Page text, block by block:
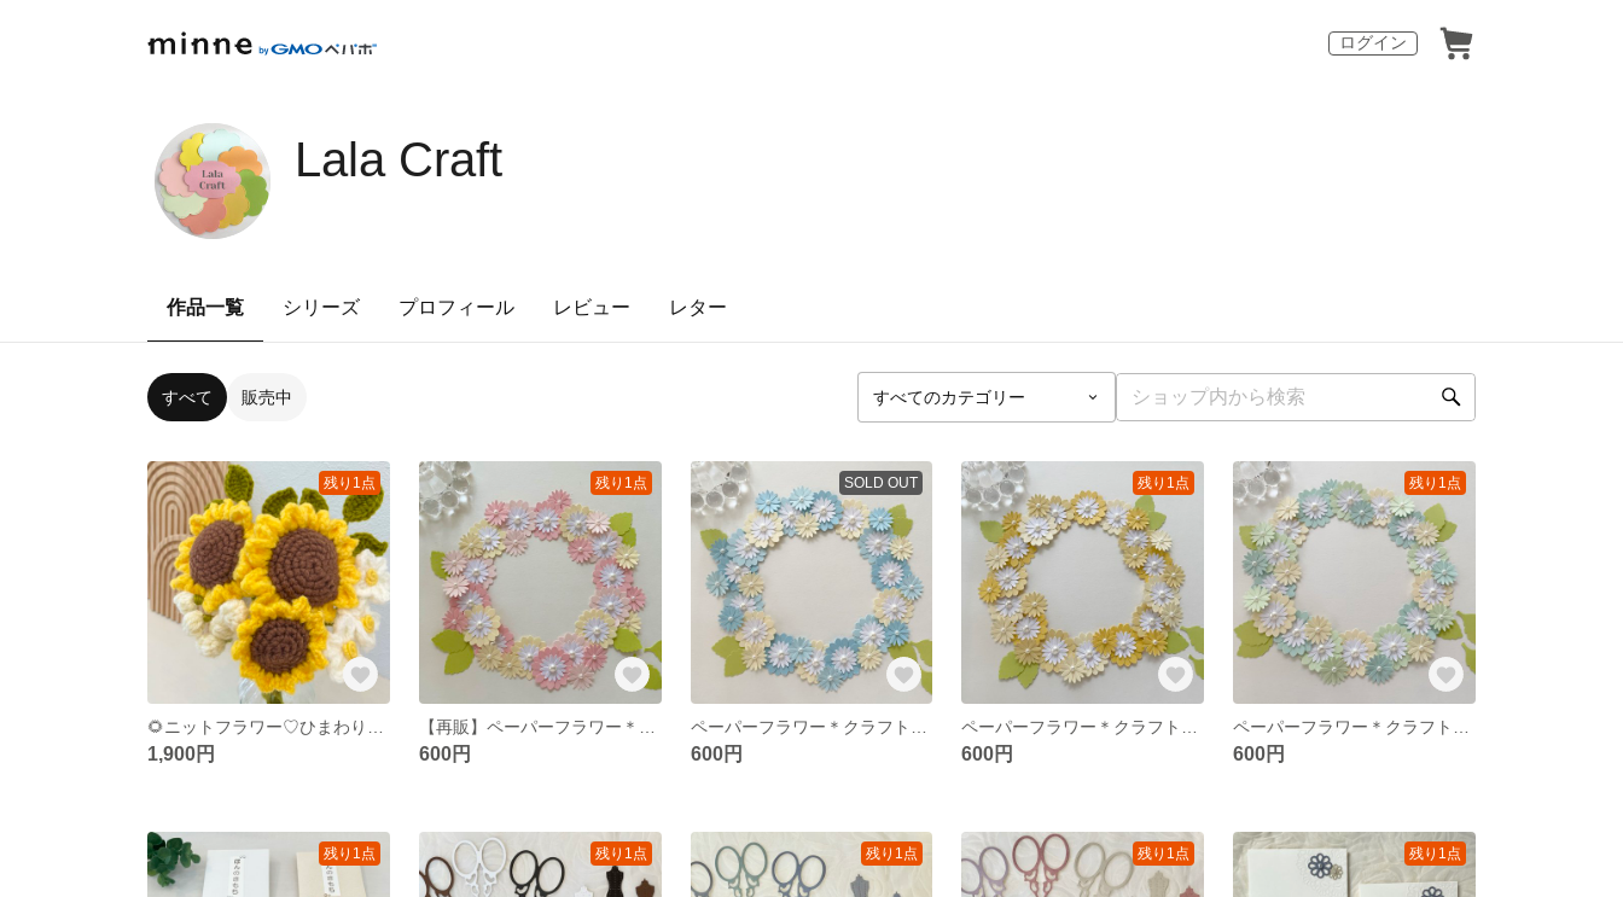
ログイン
Lala Craft
作品一覧 シリーズ プロフィール レビュー レター
すべて 販売中
残り1点
1,900円
残り1点
600円
SOLD OUT
600円
残り1点
600円
残り1点
600円
残り1点 残り1点 残り1点 残り1点 残り1点